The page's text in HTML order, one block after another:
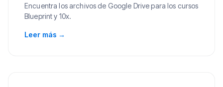
Encuentra los archivos de Google Drive para los cursos
Blueprint y 10x.
Leer más →